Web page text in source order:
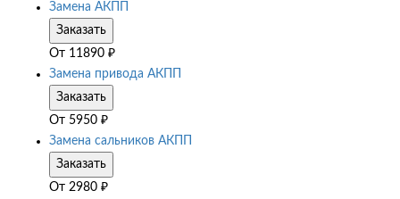
Замена АКПП
Заказать
От 11890 ₽
Замена привода АКПП
Заказать
От 5950 ₽
Замена сальников АКПП
Заказать
От 2980 ₽